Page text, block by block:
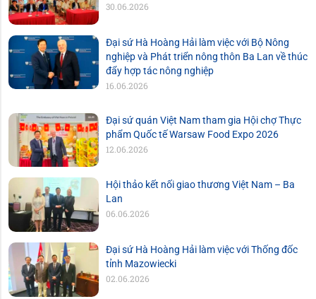
30.06.2026
Đại sứ Hà Hoàng Hải làm việc với Bộ Nông
nghiệp và Phát triển nông thôn Ba Lan về thúc
đẩy hợp tác nông nghiệp
16.06.2026
Đại sứ quán Việt Nam tham gia Hội chợ Thực
phẩm Quốc tế Warsaw Food Expo 2026
12.06.2026
Hội thảo kết nối giao thương Việt Nam – Ba
Lan
06.06.2026
Đại sứ Hà Hoàng Hải làm việc với Thống đốc
tỉnh Mazowiecki
02.06.2026